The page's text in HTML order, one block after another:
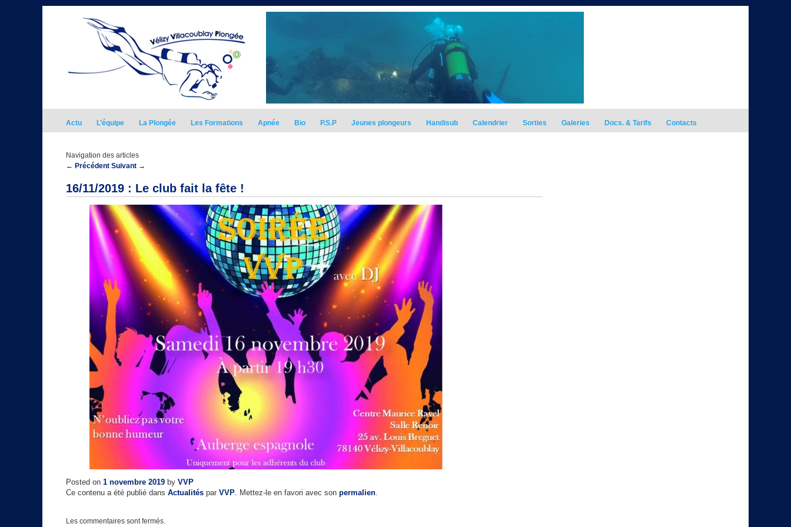
Actu L’équipe La Plongée Les Formations Apnée Bio P.S.P Jeunes plongeurs Handisub Calendrier Sorties Galeries Docs. & Tarifs Contacts
Navigation des articles
← Précédent Suivant →
16/11/2019 : Le club fait la fête !
Posted on 1 novembre 2019 by VVP
Ce contenu a été publié dans Actualités par VVP. Mettez-le en favori avec son permalien.
Les commentaires sont fermés.